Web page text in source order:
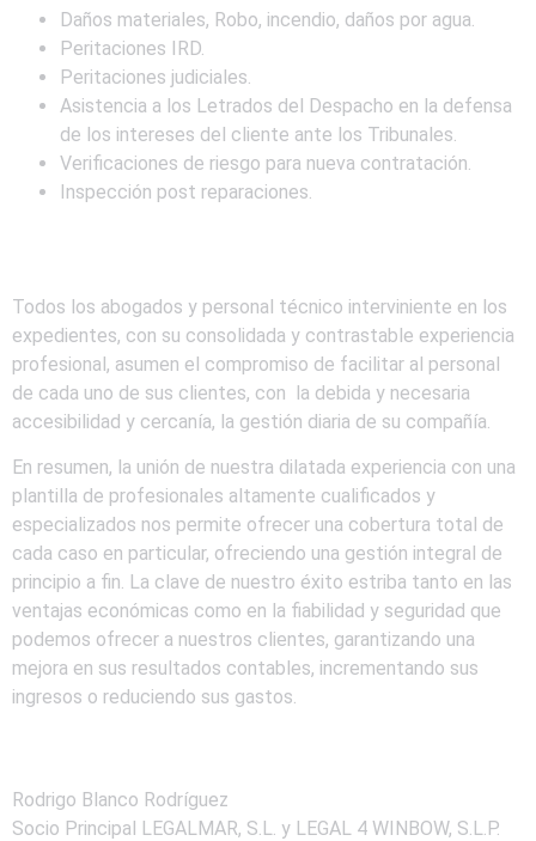
Daños materiales, Robo, incendio, daños por agua.
Peritaciones IRD.
Peritaciones judiciales.
Asistencia a los Letrados del Despacho en la defensa
de los intereses del cliente ante los Tribunales.
Verificaciones de riesgo para nueva contratación.
Inspección post reparaciones.
Todos los abogados y personal técnico interviniente en los
expedientes, con su consolidada y contrastable experiencia
profesional, asumen el compromiso de facilitar al personal
de cada uno de sus clientes, con la debida y necesaria
accesibilidad y cercanía, la gestión diaria de su compañía.
En resumen, la unión de nuestra dilatada experiencia con una
plantilla de profesionales altamente cualificados y
especializados nos permite ofrecer una cobertura total de
cada caso en particular, ofreciendo una gestión integral de
principio a fin. La clave de nuestro éxito estriba tanto en las
ventajas económicas como en la fiabilidad y seguridad que
podemos ofrecer a nuestros clientes, garantizando una
mejora en sus resultados contables, incrementando sus
ingresos o reduciendo sus gastos.
Rodrigo Blanco Rodríguez
Socio Principal LEGALMAR, S.L. y LEGAL 4 WINBOW, S.L.P.